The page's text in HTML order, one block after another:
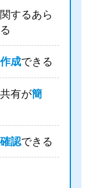
するあら
成できる
有が簡
認できる